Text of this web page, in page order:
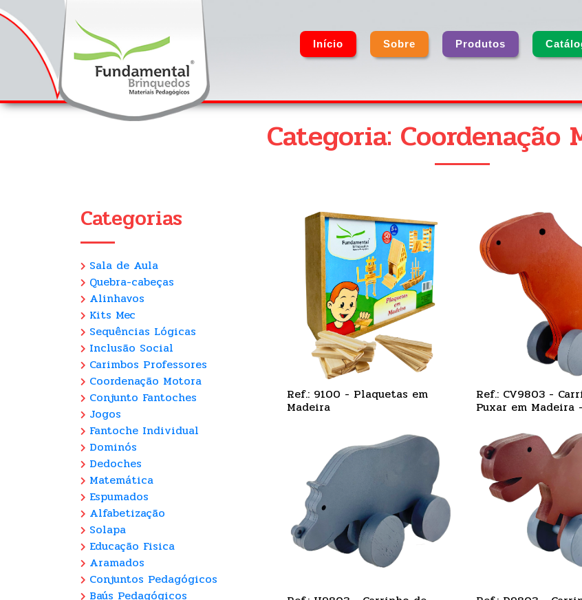
Início Sobre Produtos
Categoria: Coordenação
Categorias
Sala de Aula
Quebra-cabeças
Alinhavos
Kits Mec
Sequências Lógicas
Inclusão Social
Carimbos Professores
Coordenação Motora
Conjunto Fantoches
Jogos
Fantoche Individual
Dominós
Dedoches
Matemática
Espumados
Alfabetização
Solapa
Educação Fisica
Aramados
Conjuntos Pedagógicos
Baús Pedagógicos
Ref.: 9100 - Plaquetas em
Madeira
Ref.: CV9803 -
Puxar em Madeira